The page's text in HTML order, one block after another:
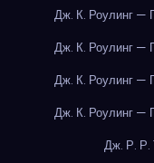
Дж. К. Роулинг —
Дж. К. Роулинг —
Дж. К. Роулинг —
Дж. К. Роулинг —
Дж. Р. Р.